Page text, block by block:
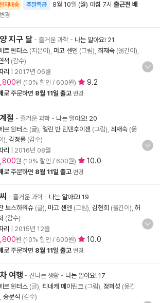
자배송 주말특급 8월 10일 (월) 아침 7시 출근전 배
변경
지구 달 - 즐거운 과학 - 나는 알아요! 21
르 윈터스 (지은이), 마고 센덴 (그림), 최재숙 (옮긴이),
석 (감수)
리
2017년 06월
원 (10% 할인 / 600원) 9.2
로 주문하면 8월 11일 출고 변경
절 - 즐거운 과학 - 나는 알아요! 20
르 윈터스 (글), 엘린 반 린덴후이젠 (그림), 최재숙 (옮
), 김정률 (감수)
리
2016년 08월
원 (10% 할인 / 600원) 10.0
로 주문하면 8월 11일 출고 변경
- 즐거운 과학 - 나는 알아요! 19
보스하워슈 (글), 마고 센덴 (그림), 김현희 (옮긴이), 허
(감수)
리
2015년 12월
원 (10% 할인 / 600원) 10.0
로 주문하면 8월 11일 출고 변경
여행 - 신나는 생활 - 나는 알아요! 17
르 윈터스 (글), 티네케 메이린크 (그림), 정회성 (옮긴
송문석 (감수)